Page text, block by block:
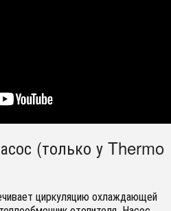
(только у Thermo
циркуляцию охлаждающей